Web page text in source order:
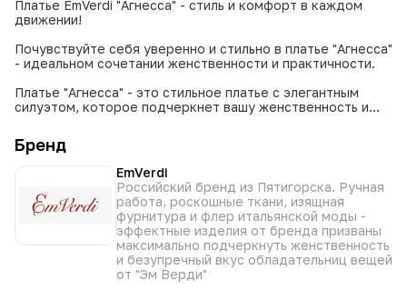
Платье EmVerdi "Агнесса" - стиль и комфорт в каждом
движении!
Почувствуйте себя уверенно и стильно в платье "Агнесса"
- идеальном сочетании женственности и практичности.
Платье "Агнесса" - это стильное платье с элегантным
силуэтом, которое подчеркнет вашу женственность и
выполнено из качественного материала, который
приятен на ощупь и не мнется.
Элегантный крой: Идеально подчеркивает фигуру и
создает изысканный образ.
Яркие цвета: Синий и черный цвета добавят изюминку в
Высокое качество: Изготовлено из качественного
материала, что гарантирует долговечность.
Универсальность: Подходит для различных мероприятий,
Бренд
EmVerdi
Российский бренд из Пятигорска. Ручная
работа, роскошные ткани, изящная
фурнитура и флер итальянской моды -
эффектные изделия от бренда призваны
максимально подчеркнуть женственность
и безупречный вкус обладательниц вещей
от "Эм Верди"